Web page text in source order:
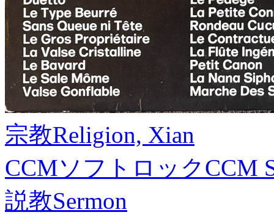
宗教Religion, Xian
CCMソフトロックCCM
説教Sermon